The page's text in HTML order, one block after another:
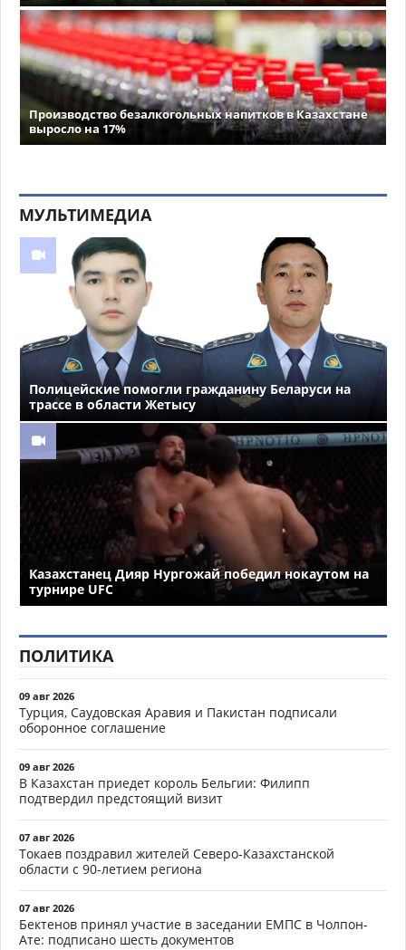
Производство безалкогольных напитков в Казахстане
выросло на 17%
МУЛЬТИМЕДИА
Полицейские помогли гражданину Беларуси на
трассе в области Жетысу
Казахстанец Дияр Нургожай победил нокаутом на
турнире UFC
ПОЛИТИКА
09 авг 2026
Турция, Саудовская Аравия и Пакистан подписали
оборонное соглашение
09 авг 2026
В Казахстан приедет король Бельгии: Филипп
подтвердил предстоящий визит
07 авг 2026
Токаев поздравил жителей Северо-Казахстанской
области с 90-летием региона
07 авг 2026
Бектенов принял участие в заседании ЕМПС в Чолпон-
Ате: подписано шесть документов